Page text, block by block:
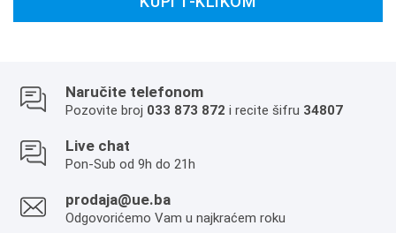
Naručite telefonom
Pozovite broj 033 873 872 i recite šifru 34807
Live chat
Pon-Sub od 9h do 21h
prodaja@ue.ba
Odgovorićemo Vam u najkraćem roku